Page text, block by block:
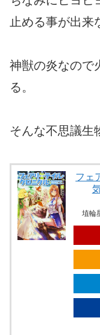
止める事が出来
神獣の炎なので
る。
そんな不思議生
フェ
埴輪